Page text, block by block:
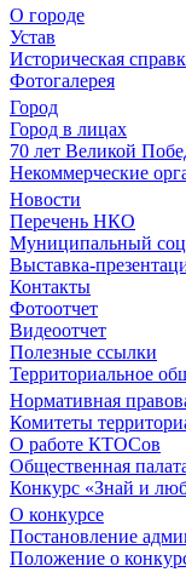
О городе
Устав
Историческая
Фотогалерея
Город
Город в лицах
70 лет Великой
Некоммерческие
Новости
Перечень НКО
Муниципальный
Выставка-
Контакты
Фотоотчет
Видеоотчет
Полезные ссылки
Территориальное
Нормативная
Комитеты
О работе КТОСов
Общественная
Конкурс «Знай и
О конкурсе
Постановление
Положение о